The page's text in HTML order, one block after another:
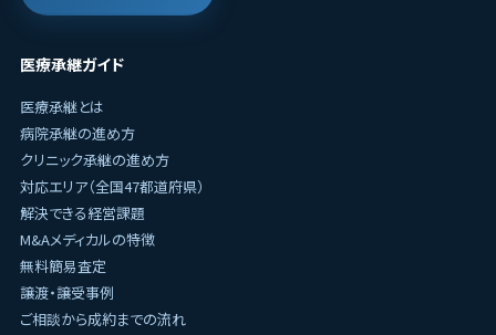
医療承継ガイド
医療承継とは
病院承継の進め方
クリニック承継の進め方
対応エリア（全国47都道府県）
解決できる経営課題
M&Aメディカルの特徴
無料簡易査定
譲渡・譲受事例
ご相談から成約までの流れ